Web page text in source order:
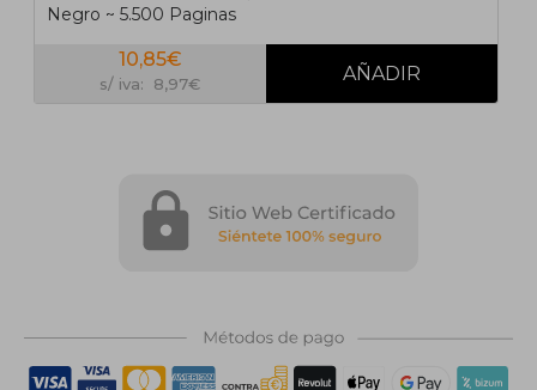
Negro ~ 5.500 Paginas
10,85€
s/ iva: 8,97€